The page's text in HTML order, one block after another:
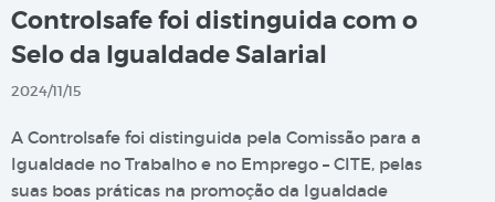
Controlsafe foi distinguida com o
Selo da Igualdade Salarial
2024/11/15
A Controlsafe foi distinguida pela Comissão para a
Igualdade no Trabalho e no Emprego – CITE, pelas
suas boas práticas na promoção da Igualdade